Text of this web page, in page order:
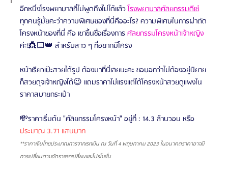
อีกหนึ่งโรงพยาบาลที่ไม่พูดถึงไม่ได้แล้ว โรงพยาบาลศัลยกรรมดีเซ่
ทุกคนรู้มั้ยคะว่าความพิเศษของที่นี่คืออะไร? ความพิเศษในการผ่าตัด
โครงหน้าของที่นี่ คือ เขาขึ้นชื่อเรื่องการ ศัลยกรรมโครงหน้าเจ้าหญิง
ค่ะ!👸🏻👑 สำหรับสาว ๆ ที่อยากมีโครง
หน้าเรียวเป๊ะสวยได้รูป ต้องมาที่นี่เลยนะคะ ขอบอกว่าไม่ต้องอยู่นิยาย
ก็สวยดุจเจ้าหญิงได้😉 แถมราคาไม่แรงแต่ได้โครงหน้าสวยดูแพงใน
ราคาสบายกระเป๋า
💸ราคาเริ่มต้น "ศัลยกรรมโครงหน้า" อยู่ที่ : 14.3 ล้านวอน หรือ
ประมาณ 3.71 แสนบาท
**ราคาเงินไทยประมาณการจากเรทเงิน ณ วันที่ 4 พฤษภาคม 2023 ในอนาคตราคาอาจมี
การเปลี่ยนตามอัตราแลกเปลี่ยนและโปรโมชั่น